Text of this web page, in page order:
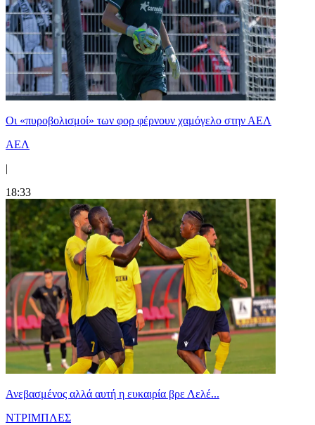
Οι «πυροβολισμοί» των φορ φέρνουν χαμόγελο στην ΑΕΛ
ΑΕΛ
|
18:33
Ανεβασμένος αλλά αυτή η ευκαιρία βρε Λελέ...
ΝΤΡΙΜΠΛΕΣ